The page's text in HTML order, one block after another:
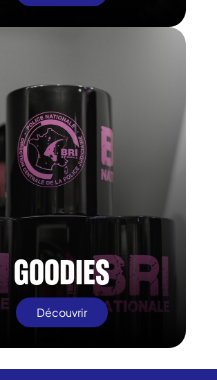
GOODIES
Découvrir